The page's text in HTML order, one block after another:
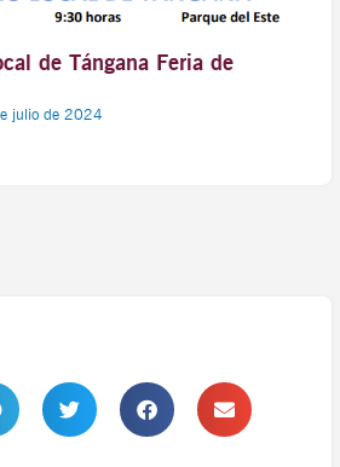
de Tángana Feria de
julio de 2024